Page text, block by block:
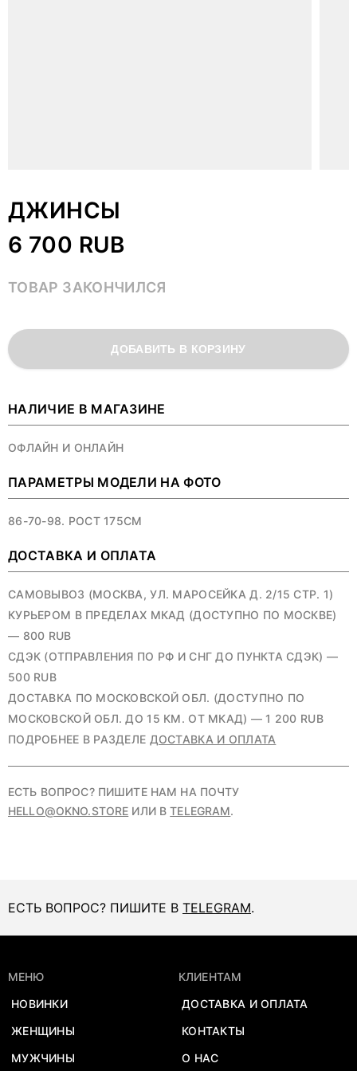
ДЖИНСЫ
6 700 RUB
ТОВАР ЗАКОНЧИЛСЯ
ДОБАВИТЬ В КОРЗИНУ
НАЛИЧИЕ В МАГАЗИНЕ
ОФЛАЙН И ОНЛАЙН
ПАРАМЕТРЫ МОДЕЛИ НА ФОТО
86-70-98. РОСТ 175СМ
ДОСТАВКА И ОПЛАТА
САМОВЫВОЗ (МОСКВА, УЛ. МАРОСЕЙКА Д. 2/15 СТР. 1)
КУРЬЕРОМ В ПРЕДЕЛАХ МКАД (ДОСТУПНО ПО МОСКВЕ)
— 800 RUB
СДЭК (ОТПРАВЛЕНИЯ ПО РФ И СНГ ДО ПУНКТА СДЭК) —
500 RUB
ДОСТАВКА ПО МОСКОВСКОЙ ОБЛ. (ДОСТУПНО ПО
МОСКОВСКОЙ ОБЛ. ДО 15 КМ. ОТ МКАД) — 1 200 RUB
ПОДРОБНЕЕ В РАЗДЕЛЕ ДОСТАВКА И ОПЛАТА
ЕСТЬ ВОПРОС? ПИШИТЕ НАМ НА ПОЧТУ
HELLO@OKNO.STORE ИЛИ ВTELEGRAM.
ЕСТЬ ВОПРОС? ПИШИТЕ В TELEGRAM.
МЕНЮ
НОВИНКИ
ЖЕНЩИНЫ
МУЖЧИНЫ
КЛИЕНТАМ
ДОСТАВКА И ОПЛАТА
КОНТАКТЫ
О НАС